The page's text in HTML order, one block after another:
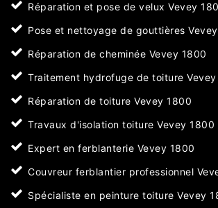
Réparation et pose de velux Vevey
Pose et nettoyage de gouttières
Réparation de cheminée Vevey 1800
Traitement hydrofuge de toiture
Réparation de toiture Vevey 1800
Travaux d'isolation toiture Vevey 1800
Expert en ferblanterie Vevey 1800
Couvreur ferblantier professionnel
Spécialiste en peinture toiture Vevey